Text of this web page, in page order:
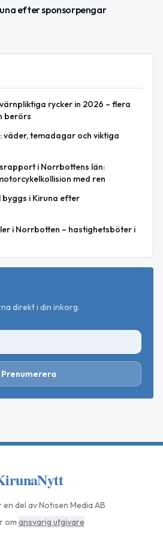
efter sponsorpengar
rycker in 2026 – flera
berörs
väder, temadagar och viktiga
i Norrbottens län:
med ren
byggs i Kiruna efter
i Norrbotten – hastighetsböter i
direkt i din inkorg.
Prenumerera
del av Notisen Media AB
om ansvarig utgivare